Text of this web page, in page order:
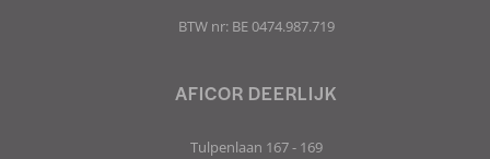
AFICOR DEERLIJK
Tulpenlaan 167 - 169
BTW nr: BE 0474.987.719